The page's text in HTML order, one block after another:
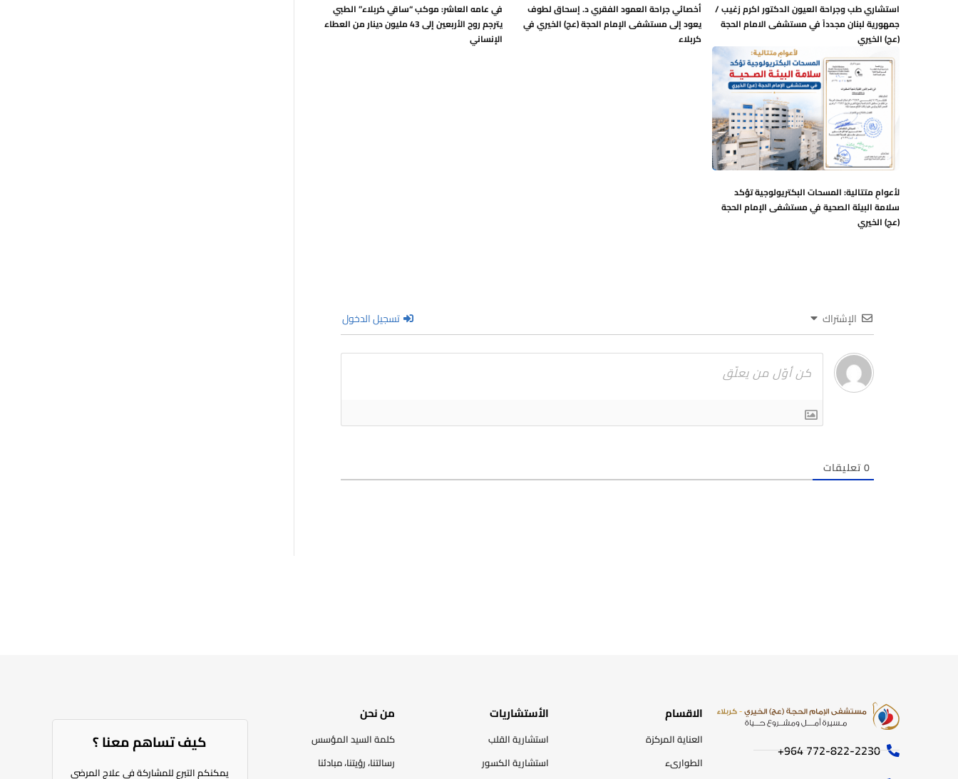
استشاري طب وجراحة العيون الدكتور اكرم زغيب /
جمهورية لبنان مجدداً في مستشفى الامام الحجة
(عج) الخيري
أخصائي جراحة العمود الفقري د. إسحاق لطوف
يعود إلى مستشفى الإمام الحجة (عج) الخيري في
كربلاء
في عامه العاشر: موكب “ساقي كربلاء” الطبي
يترجم روح الأربعين إلى 43 مليون دينار من العطاء
الإنساني
لأعوامٍ متتالية: المسحات البكتريولوجية تؤكد
سلامة البيئة الصحية في مستشفى الإمام الحجة
(عج) الخيري
الإشتراك تسجيل الدخول
0تعليقات
772-822-2230‏ 964+
الاقسام
العناية المركزة
الطوارىء
الأستشاريات
استشارية القلب
استشارية الكسور
من نحن
كلمة السيد المؤسس
رسالتنا، رؤيتنا، مبادئنا
كيف تساهم معنا ؟​
يمكنكم التبرع للمشاركة في علاج المرضى